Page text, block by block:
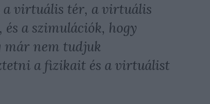
a virtuális tér, a virtuális
és a szimulációk, hogy
már nem tudjuk
a fizikait és a virtuálist